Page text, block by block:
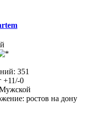
351
+11/-0
ростов на дону